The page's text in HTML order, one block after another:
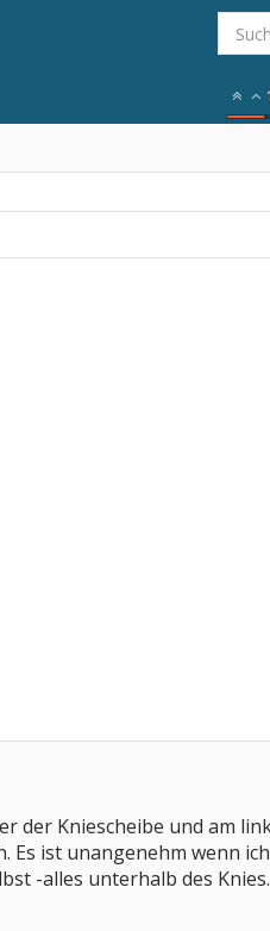
der Kniescheibe und am
Es ist unangenehm wenn
-alles unterhalb des